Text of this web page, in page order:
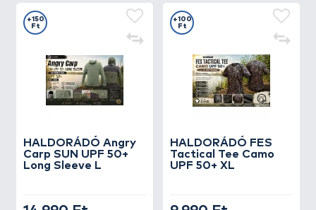
HALDORÁDÓ Angry
Carp SUN UPF 50+
Long Sleeve L
+150
Ft
HALDORÁDÓ FES
Tactical Tee Camo
UPF 50+ XL
+100
Ft